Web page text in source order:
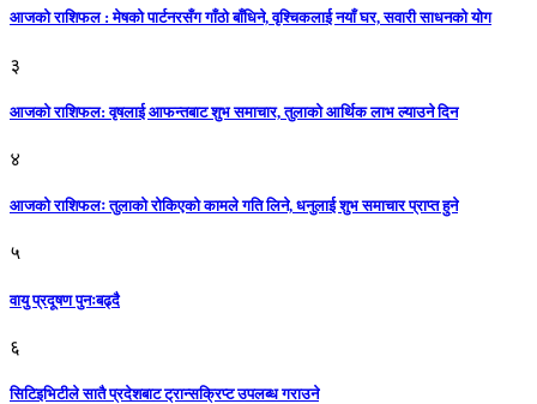
आजको राशिफल : मेषको पार्टनरसँग गाँठो बाँधिने, वृश्चिकलाई नयाँ घर, सवारी साधनकाे याेग
३
आजकाे राशिफल: वृषलाई आफन्तबाट शुभ समाचार, तुलाकाे आर्थिक लाभ ल्याउने दिन
४
आजको राशिफलः तुलाकाे रोकिएको कामले गति लिने, धनुलाई शुभ समाचार प्राप्त हुने
५
वायु प्रदूषण पुनःबढ्दै
६
सिटिइभिटीले सातै प्रदेशबाट ट्रान्सक्रिप्ट उपलब्ध गराउने